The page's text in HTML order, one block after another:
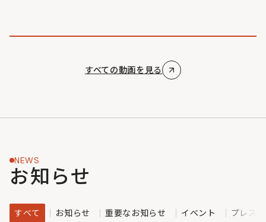
すべての動画を見る
NEWS
お知らせ
すべて お知らせ 重要なお知らせ イベント プレス